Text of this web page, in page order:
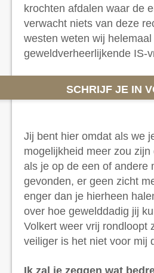
krochten afdalen waar de
verwacht niets van deze
westen weten wij
geweldverheerlijkende IS-
SCHRIJF JE IN
Jij bent hier omdat als we
mogelijkheid meer zou
als je op de een of andere
gevonden, er geen zicht
enger dan je hierheen
over hoe gewelddadig jij
Volkert weer vrij rondloopt
veiliger is het niet voor mij
Ik zal je zeggen wat